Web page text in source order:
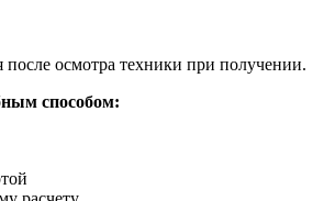
после осмотра техники при получении.
способом: